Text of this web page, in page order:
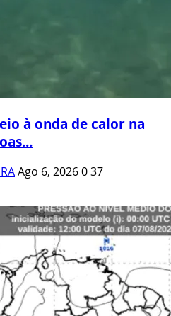
à onda de calor na
Ago 6, 2026037